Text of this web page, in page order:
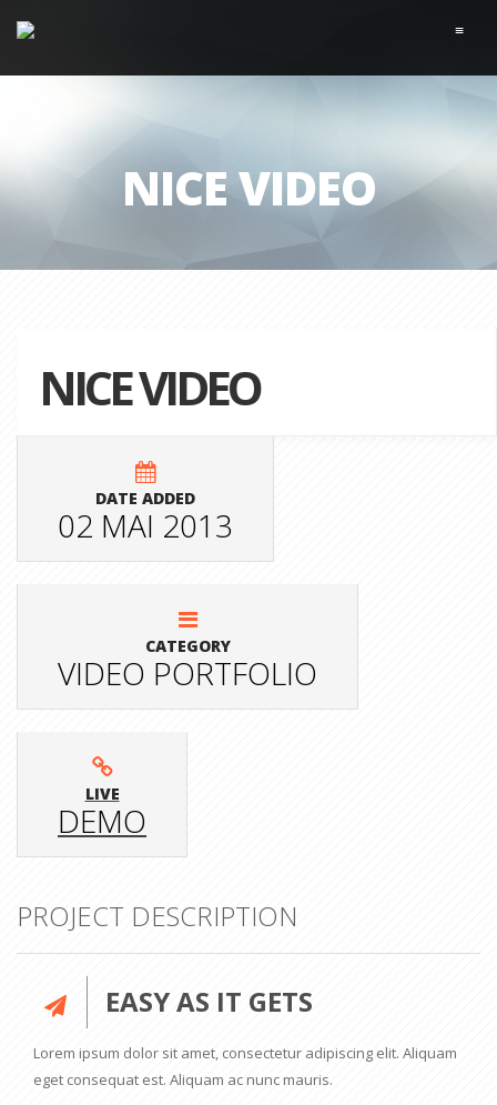
≡
NICE VIDEO
NICE VIDEO
DATE ADDED
02 MAI 2013
CATEGORY
VIDEO PORTFOLIO
LIVE
DEMO
PROJECT DESCRIPTION
EASY AS IT GETS
Lorem ipsum dolor sit amet, consectetur adipiscing elit. Aliquam
eget consequat est. Aliquam ac nunc mauris.